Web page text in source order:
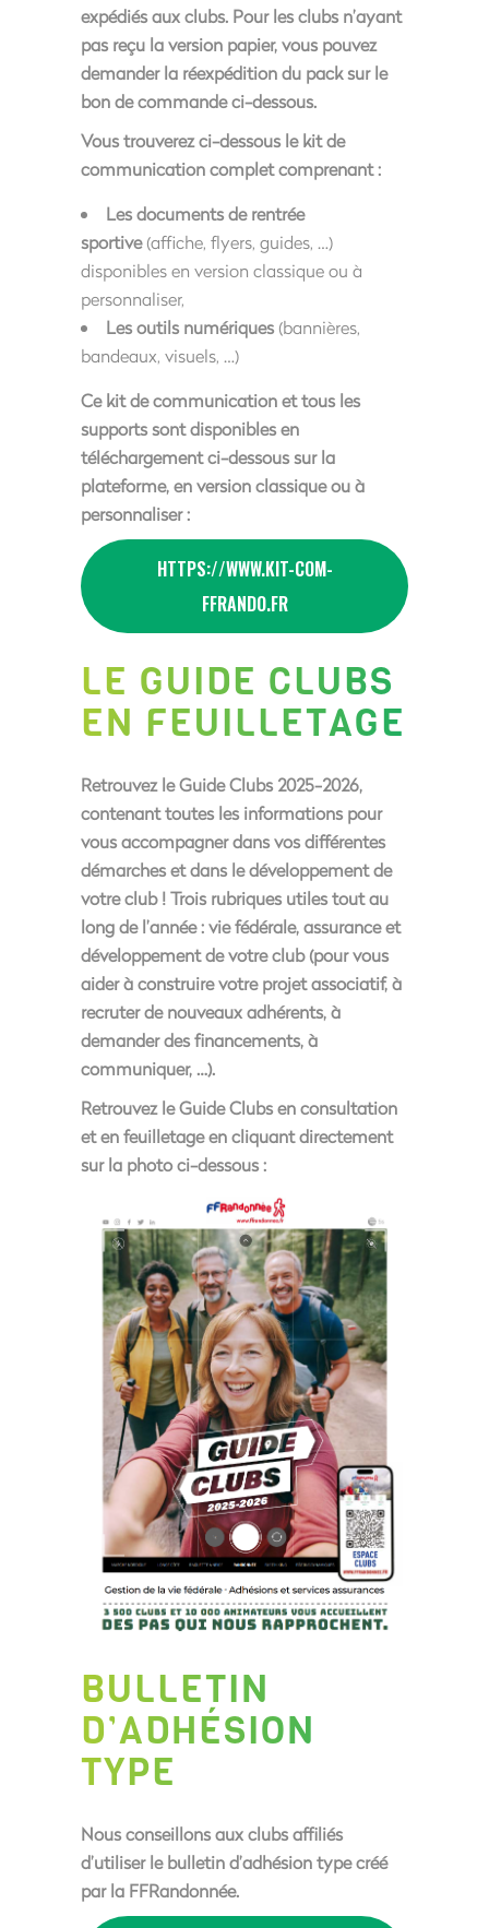
expédiés aux clubs. Pour les clubs n’ayant
pas reçu la version papier, vous pouvez
demander la réexpédition du pack sur le
bon de commande ci-dessous.
Vous trouverez ci-dessous le kit de
communicationcomplet comprenant :
Les documents de rentrée
sportive(affiche, flyers, guides, …)
disponibles en version classique ou à
personnaliser,
Les outils numériques (bannières,
bandeaux, visuels, …)
Ce kit de communication et tous les
supports sont disponibles en
téléchargement ci-dessous sur la
plateforme, en version classique ou à
personnaliser :
HTTPS://WWW.KIT-COM-
FFRANDO.FR
LE GUIDE CLUBS
EN FEUILLETAGE
Retrouvez le Guide Clubs 2025-2026,
contenant toutes les informations pour
vous accompagner dans vos différentes
démarches et dans le développement de
votre club ! Trois rubriques utiles tout au
long de l’année : vie fédérale, assurance et
développement de votre club (pour vous
aider à construire votre projet associatif, à
recruter de nouveaux adhérents, à
demander des financements, à
communiquer, …).
Retrouvez le Guide Clubs en consultation
et en feuilletage en cliquant directement
sur la photo ci-dessous :
BULLETIN
D’ADHÉSION
TYPE
Nous conseillons aux clubs affiliés
d’utiliser le bulletin d’adhésion type créé
par la FFRandonnée.